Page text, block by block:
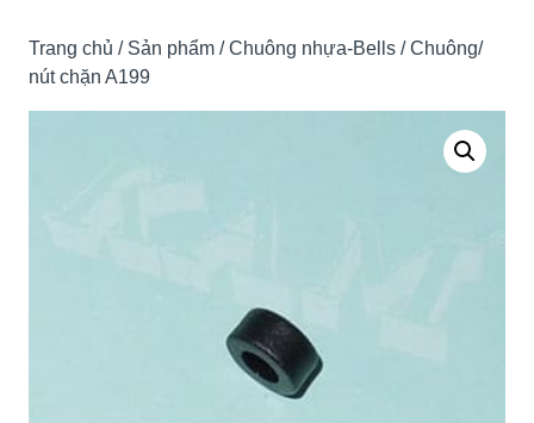
Trang chủ / Sản phẩm /Chuông nhựa-Bells / Chuông/
nút chặn A199